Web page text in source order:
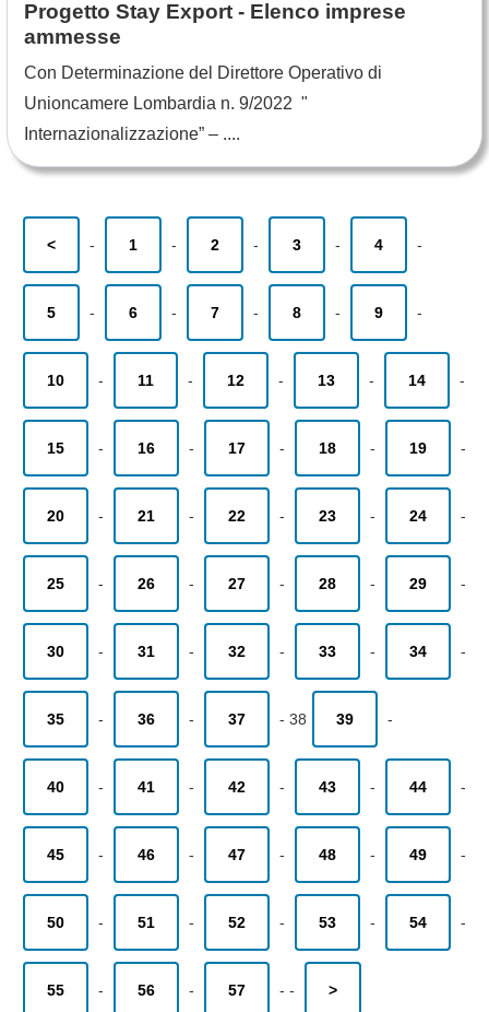
Progetto Stay Export - Elenco imprese
ammesse
Con Determinazione del Direttore Operativo di
Unioncamere Lombardia n. 9/2022 "
Internazionalizzazione” – ....
< - 1 - 2 - 3 - 4 -
5 - 6 - 7 - 8 - 9 -
10 - 11 - 12 - 13 - 14 -
15 - 16 - 17 - 18 - 19 -
20 - 21 - 22 - 23 - 24 -
25 - 26 - 27 - 28 - 29 -
30 - 31 - 32 - 33 - 34 -
35 - 36 - 37 - 38 39 -
40 - 41 - 42 - 43 - 44 -
45 - 46 - 47 - 48 - 49 -
50 - 51 - 52 - 53 - 54 -
55 - 56 - 57 - - >